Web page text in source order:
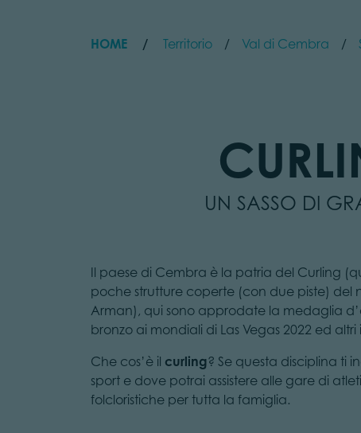
HOME Territorio Val di Cembra
UN SASSO DI
Il paese di Cembra è la patria del Curling
poche strutture coperte (con due piste) del
Arman), qui sono approdate la medaglia
bronzo ai mondiali di Las Vegas 2022 ed
Che cos’è il curling? Se questa disciplina ti
sport e dove potrai assistere alle gare di
folcloristiche per tutta la famiglia.